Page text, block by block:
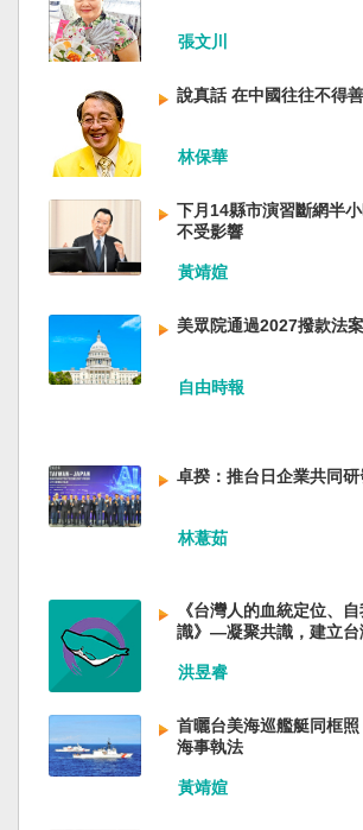
近平思想嗎？ 最後一句是「會議還
項。」這是每次外媒最感興趣的問
洗了多少人？這為習近平的進一步
大續任鋪平道路。據統計，過去一
名中央委員被官方宣布落馬或罷免
職務。另外還有「失蹤」者。總共
領銜的是兩名政治局委員：軍委副
新疆黨委書記馬興瑞。 軍方還有原
席何衛東、原軍委委員兼聯合參謀
立、原軍委政治工作部主任苗華、
備發展部部長許學強、前西部戰區
前空軍政委郭普校、前東部戰區政
南部戰區司令員吳亞男、前南部戰
委鍾紹軍等。 黨政系統部分，前廣
天立、前內蒙古政府主席王莉霞、
主席易會滿、前內蒙古黨委書記孫
省委書記易煉紅、前應急管理部部
信部部長金壯龍、前中央軍民融合
雷凡培，都是被不正常免職。 最
倪岳峰「另有任用」，應該是與德
時報披露張家口對海外人士動態控
安？ （作者林保華為資深時事評論
張文川
說真話 在中國往往不得
林保華
下月14縣市演習斷網半
不受影響
黃靖媗
美眾院通過2027撥款法
自由時報
卓揆：推台日企業共同
林薏茹
《台灣人的血統定位、
識》—凝聚共識，建立台
洪昱睿
首曬台美海巡艦艇同框
海事執法
黃靖媗